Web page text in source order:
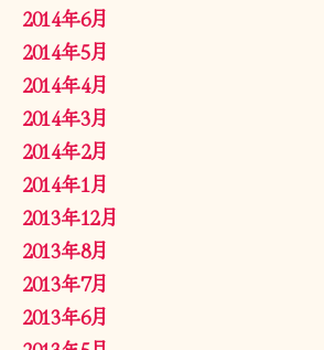
2014年6月
2014年5月
2014年4月
2014年3月
2014年2月
2014年1月
2013年12月
2013年8月
2013年7月
2013年6月